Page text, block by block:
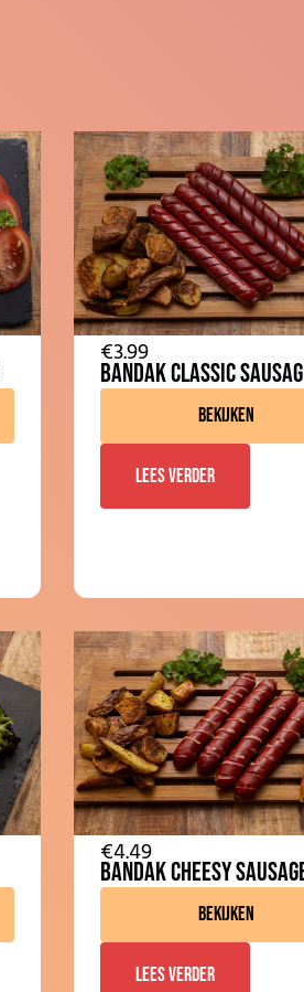
€3.99
Bandak Classic
Bekijken
Lees verder
€4.49
Bandak Cheesy
Bekijken
Lees verder